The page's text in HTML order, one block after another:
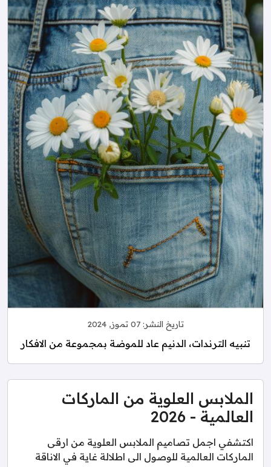
تاريخ النشر:07 تموز, 2024
تنبيه الترندات، الدنيم عاد للموضة بمجموعة من الافكار
الملابس العلوية من الماركات
العالمية - 2026
اكتشفي اجمل تصاميم الملابس العلوية من ارقى
الماركات العالمية للوصول الى اطلالة غاية في الاناقة